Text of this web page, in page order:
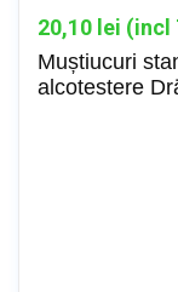
20,10 lei (incl
Muștiucuri
alcotestere